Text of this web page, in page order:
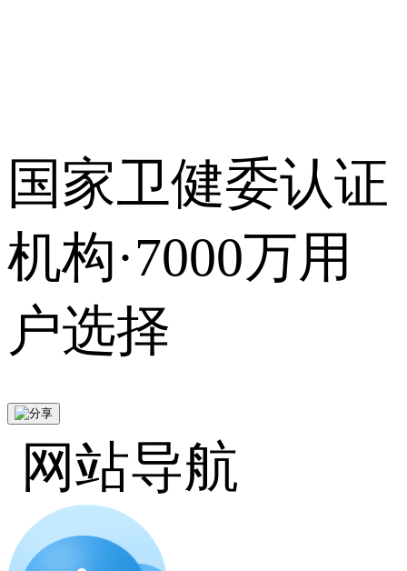
国家卫健委认证
机构·7000万用
户选择
网站导航